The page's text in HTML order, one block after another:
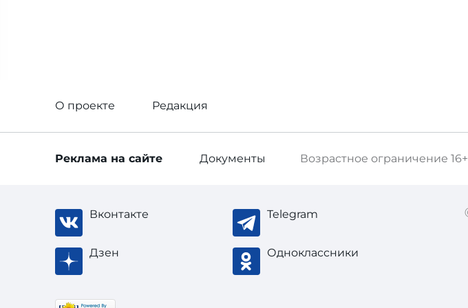
О проекте Редакция
Возрастное ограничение 16+
Реклама на сайте Документы
Вконтакте Telegram
Дзен Одноклассники